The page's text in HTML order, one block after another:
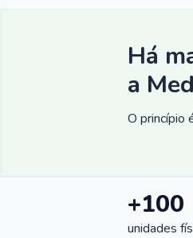
Há
a
O princípio
+100
unidades